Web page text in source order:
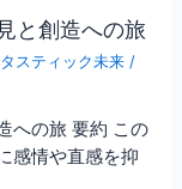
と創造への旅
スティック未来 /
への旅 要約 この
感情や直感を抑